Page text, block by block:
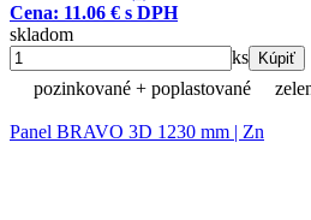
Cena: 11.06 € s DPH
skladom
ks
Kúpiť
pozinkované + poplastované
Panel BRAVO 3D 1230 mm | Zn